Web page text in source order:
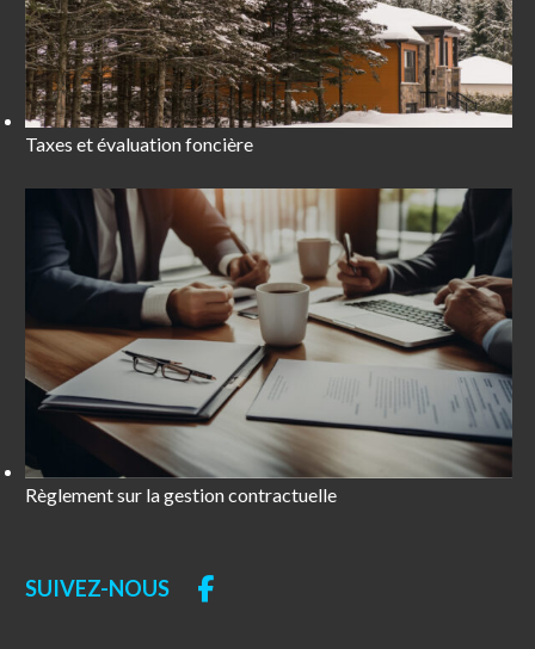
Taxes et évaluation foncière
Règlement sur la gestion contractuelle
SUIVEZ-NOUS